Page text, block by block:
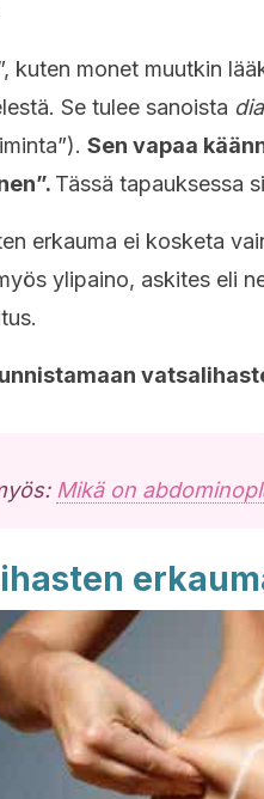
kuten monet muutkin
Se tulee sanoista
Sen vapaa
Tässä tapauksessa
erkauma ei kosketa
ylipaino, askites eli
Mikä on